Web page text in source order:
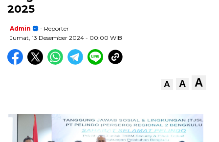
2025
Admin
- Reporter
Jumat, 13 Desember 2024 - 00:00 WIB
A A A